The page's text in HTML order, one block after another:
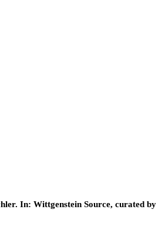
In: Wittgenstein Source, curated by